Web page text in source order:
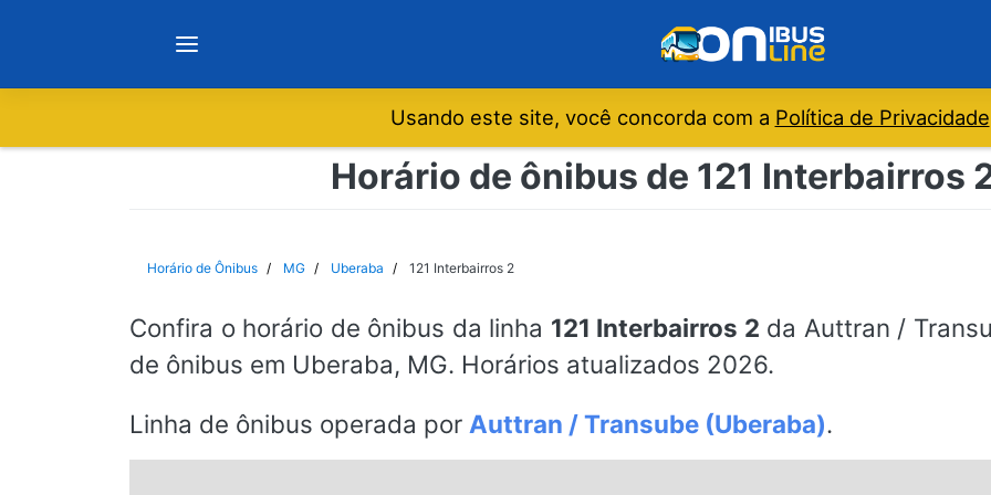
Notícias
São Paulo
Rio de Janeiro
Usando este site, você concorda com a Política de Privacidade
Horário de ônibus de 121 Interbairros
Horário de Ônibus MG Uberaba 121 Interbairros 2
Confira o horário de ônibus da linha 121 Interbairros 2 da Auttran /
de ônibus em Uberaba, MG. Horários atualizados 2026.
Linha de ônibus operada por Auttran / Transube (Uberaba).